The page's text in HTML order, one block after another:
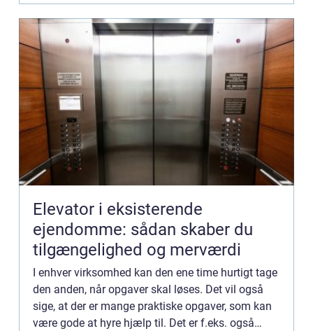
Elevator i eksisterende
ejendomme: sådan skaber du
tilgængelighed og merværdi
I enhver virksomhed kan den ene time hurtigt tage
den anden, når opgaver skal løses. Det vil også
sige, at der er mange praktiske opgaver, som kan
være gode at hyre hjælp til. Det er f.eks. også